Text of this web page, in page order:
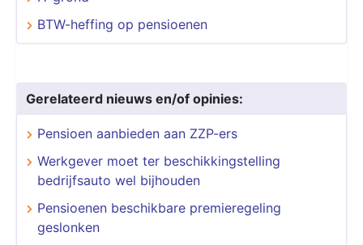
BTW-heffing op pensioenen
Gerelateerd nieuws en/of opinies:
Pensioen aanbieden aan ZZP-ers
Werkgever moet ter beschikkingstelling
bedrijfsauto wel bijhouden
Pensioenen beschikbare premieregeling
geslonken